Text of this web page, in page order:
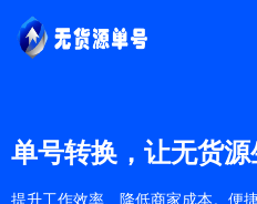
单号转换，让无货源
提升工作效率、降低商家成本。便